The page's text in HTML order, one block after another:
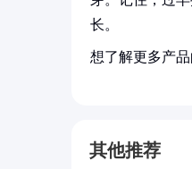
长。
想了解更多产
其他推荐